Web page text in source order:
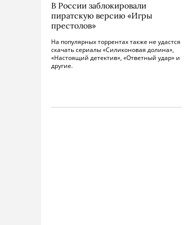
В России заблокировали
пиратскую версию «Игры
престолов»
На популярных торрентах также не удастся
скачать сериалы «Силиконовая долина»,
«Настоящий детектив», «Ответный удар» и
другие.